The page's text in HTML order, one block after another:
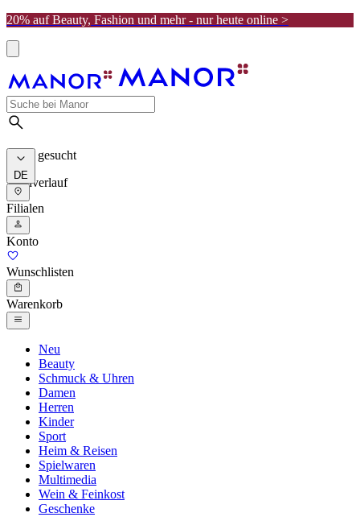
20% auf Beauty, Fashion und mehr - nur heute online >
Meist gesucht
Suchverlauf
DE
Filialen
Konto
Wunschlisten
Warenkorb
Neu
Beauty
Schmuck & Uhren
Damen
Herren
Kinder
Sport
Heim & Reisen
Spielwaren
Multimedia
Wein & Feinkost
Geschenke